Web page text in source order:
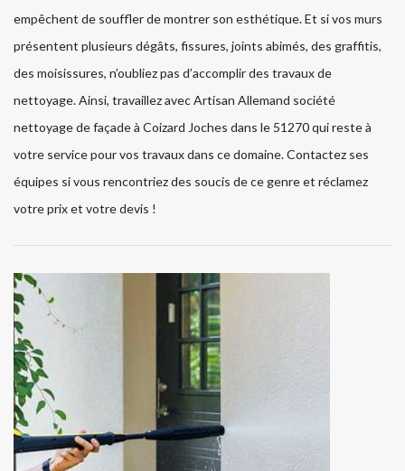
empêchent de souffler de montrer son esthétique. Et si vos murs
présentent plusieurs dégâts, fissures, joints abimés, des graffitis,
des moisissures, n’oubliez pas d’accomplir des travaux de
nettoyage. Ainsi, travaillez avec Artisan Allemand société
nettoyage de façade à Coizard Joches dans le 51270 qui reste à
votre service pour vos travaux dans ce domaine. Contactez ses
équipes si vous rencontriez des soucis de ce genre et réclamez
votre prix et votre devis !